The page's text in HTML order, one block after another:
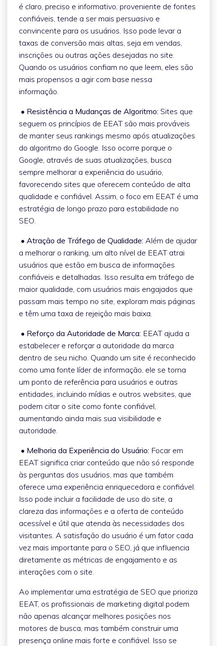
é claro, preciso e informativo, proveniente de fontes
confiáveis, tende a ser mais persuasivo e
convincente para os usuários. Isso pode levar a
taxas de conversão mais altas, seja em vendas,
inscrições ou outras ações desejadas no site.
Quando os usuários confiam no que leem, eles são
mais propensos a agir com base nessa
informação.
• Resistência a Mudanças de Algoritmo: Sites que
seguem os princípios de EEAT são mais prováveis
de manter seus rankings mesmo após atualizações
do algoritmo do Google. Isso ocorre porque o
Google, através de suas atualizações, busca
sempre melhorar a experiência do usuário,
favorecendo sites que oferecem conteúdo de alta
qualidade e confiável. Assim, o foco em EEAT é uma
estratégia de longo prazo para estabilidade no
SEO.
• Atração de Tráfego de Qualidade: Além de ajudar
a melhorar o ranking, um alto nível de EEAT atrai
usuários que estão em busca de informações
confiáveis e detalhadas. Isso resulta em tráfego de
maior qualidade, com usuários mais engajados que
passam mais tempo no site, exploram mais páginas
e têm uma taxa de rejeição mais baixa.
• Reforço da Autoridade de Marca: EEAT ajuda a
estabelecer e reforçar a autoridade da marca
dentro de seu nicho. Quando um site é reconhecido
como uma fonte líder de informação, ele se torna
um ponto de referência para usuários e outras
entidades, incluindo mídias e outros websites, que
podem citar o site como fonte confiável,
aumentando ainda mais sua visibilidade e
autoridade.
• Melhoria da Experiência do Usuário: Focar em
EEAT significa criar conteúdo que não só responde
às perguntas dos usuários, mas que também
oferece uma experiência enriquecedora e confiável.
Isso pode incluir a facilidade de uso do site, a
clareza das informações e a oferta de conteúdo
acessível e útil que atenda às necessidades dos
visitantes. A satisfação do usuário é um fator cada
vez mais importante para o SEO, já que influencia
diretamente as métricas de engajamento e as
interações com o site.
Ao implementar uma estratégia de SEO que prioriza
EEAT, os profissionais de marketing digital podem
não apenas alcançar melhores posições nos
motores de busca, mas também construir uma
presença online mais forte e confiável. Isso se